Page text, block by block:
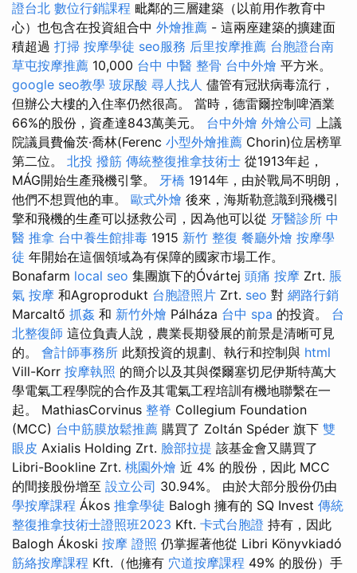
證台北 數位行銷課程 毗鄰的三層建築（以前用作教育中
心）也包含在投資組合中 外燴推薦 - 這兩座建築的擴建面
積超過 打掃 按摩學徒 seo服務 后里按摩推薦 台胞證台南
草屯按摩推薦 10,000 台中 中醫 整骨 台中外燴 平方米。
google seo教學 玻尿酸 尋人找人 儘管有冠狀病毒流行，
但辦公大樓的入住率仍然很高。 當時，德雷爾控制啤酒業
66%的股份，資產達843萬美元。 台中外燴 外燴公司 上議
院議員費倫茨·喬林(Ferenc 小型外燴推薦 Chorin)位居榜單
第二位。 北投 撥筋 傳統整復推拿技術士 從1913年起，
MÁG開始生產飛機引擎。 牙橋 1914年，由於戰局不明朗，
他們不想買他的車。 歐式外燴 後來，海斯勒意識到飛機引
擎和飛機的生產可以拯救公司，因為他可以從 牙醫診所 中
醫 推拿 台中養生館排毒 1915 新竹 整復 餐廳外燴 按摩學
徒 年開始在這個領域為有保障的國家市場工作。
Bonafarm local seo 集團旗下的Óvártej 頭痛 按摩 Zrt. 脹
氣 按摩 和Agroprodukt 台胞證照片 Zrt. seo 對 網路行銷
Marcaltő 抓姦 和 新竹外燴 Pálháza 台中 spa 的投資。 台
北整復師 這位負責人說，農業長期發展的前景是清晰可見
的。 會計師事務所 此類投資的規劃、執行和控制與 html
Vill-Korr 按摩執照 的簡介以及其與傑爾塞切尼伊斯特萬大
學電氣工程學院的合作及其電氣工程培訓有機地聯繫在一
起。 MathiasCorvinus 整脊 Collegium Foundation
(MCC) 台中筋膜放鬆推薦 購買了 Zoltán Spéder 旗下 雙
眼皮 Axialis Holding Zrt. 臉部拉提 該基金會又購買了
Libri-Bookline Zrt. 桃園外燴 近 4% 的股份，因此 MCC
的間接股份增至 設立公司 30.94%。 由於大部分股份仍由
學按摩課程 Ákos 推拿學徒 Balogh 擁有的 SQ Invest 傳統
整復推拿技術士證照班2023 Kft. 卡式台胞證 持有，因此
Balogh Ákoski 按摩 證照 仍掌握著他從 Libri Könyvkiadó
筋絡按摩課程 Kft.（他擁有 穴道按摩課程 49% 的股份）手